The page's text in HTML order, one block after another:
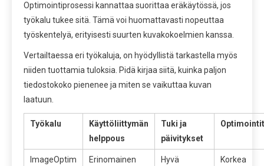
Optimointiprosessi kannattaa suorittaa eräkäytössä, jos
työkalu tukee sitä. Tämä voi huomattavasti nopeuttaa
työskentelyä, erityisesti suurten kuvakokoelmien kanssa.
Vertailtaessa eri työkaluja, on hyödyllistä tarkastella myös
niiden tuottamia tuloksia. Pidä kirjaa siitä, kuinka paljon
tiedostokoko pienenee ja miten se vaikuttaa kuvan
laatuun.
Työkalu
Käyttöliittymän
helppous
Tuki ja
päivitykset
ImageOptim Erinomainen Hyvä Korkea